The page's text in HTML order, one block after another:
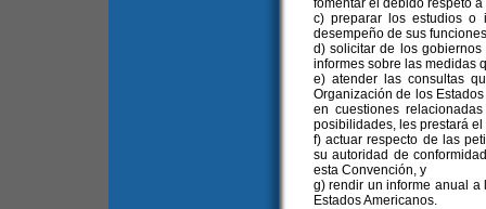
fomentar el debido respeto
c) preparar los estudios o
desempeño de sus
d) solicitar de los
informes sobre las medidas
e) atender las consultas
Organización de los
en cuestiones
posibilidades, les prestará
f) actuar respecto de las
su autoridad de
esta Convención, y
g) rendir un informe anual a
Estados Americanos.